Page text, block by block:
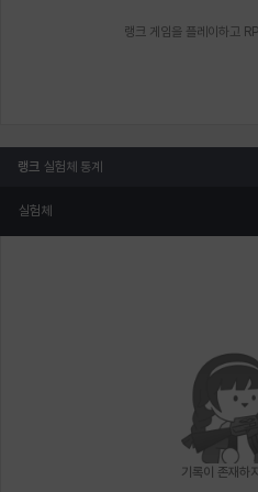
랭크 게임을 플레이하고
랭크 실험체 통계
실험체
기록이 존재하